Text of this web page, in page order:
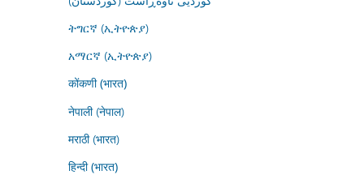
ትግርኛ (ኢትዮጵያ)
አማርኛ (ኢትዮጵያ)
कोंकणी (भारत)
नेपाली (नेपाल)
मराठी (भारत)
हिन्दी (भारत)